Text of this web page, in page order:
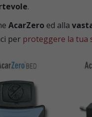
.
AcarZeroed alla
per proteggere la tua